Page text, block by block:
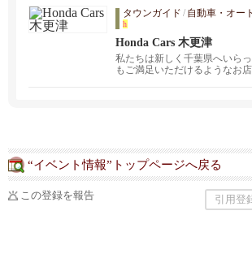
す。創作舞踊や日本文化に、
心をお持ちいただければ嬉し
い着物や、親などから譲り受け
着たいけど着られない方、 捨
ない方、着物は苦しいとか窮
へ、着物の魅力や着る機会を
タウンガイド / 自動車・オー
h
Honda Cars 木更津
私たちは新しく千葉県へいら
もご満足いただけるようなお
“イベント情報”トップページへ戻る
この登録を報告 引用登